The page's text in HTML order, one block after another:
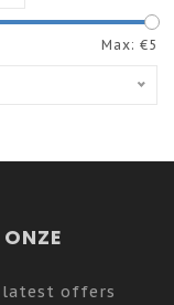
Max: €5
offers